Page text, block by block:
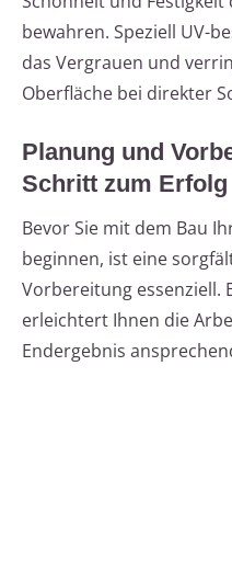
bewahren. Speziell UV-
das Vergrauen und
Oberfläche bei direkter
Planung und
Schritt zum Erfolg
Bevor Sie mit dem Bau
beginnen, ist eine
Vorbereitung essenziell.
erleichtert Ihnen die
Endergebnis